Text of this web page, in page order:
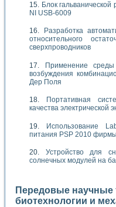
Блок
NI USB-6009
Разработка
относительного
сверхпроводников
Применение
возбуждения
Дер Поля
Портативная
качества электрической
Использование
питания PSP 2010
Устройство для
солнечных модулей на
Передовые научные
биотехнологии и